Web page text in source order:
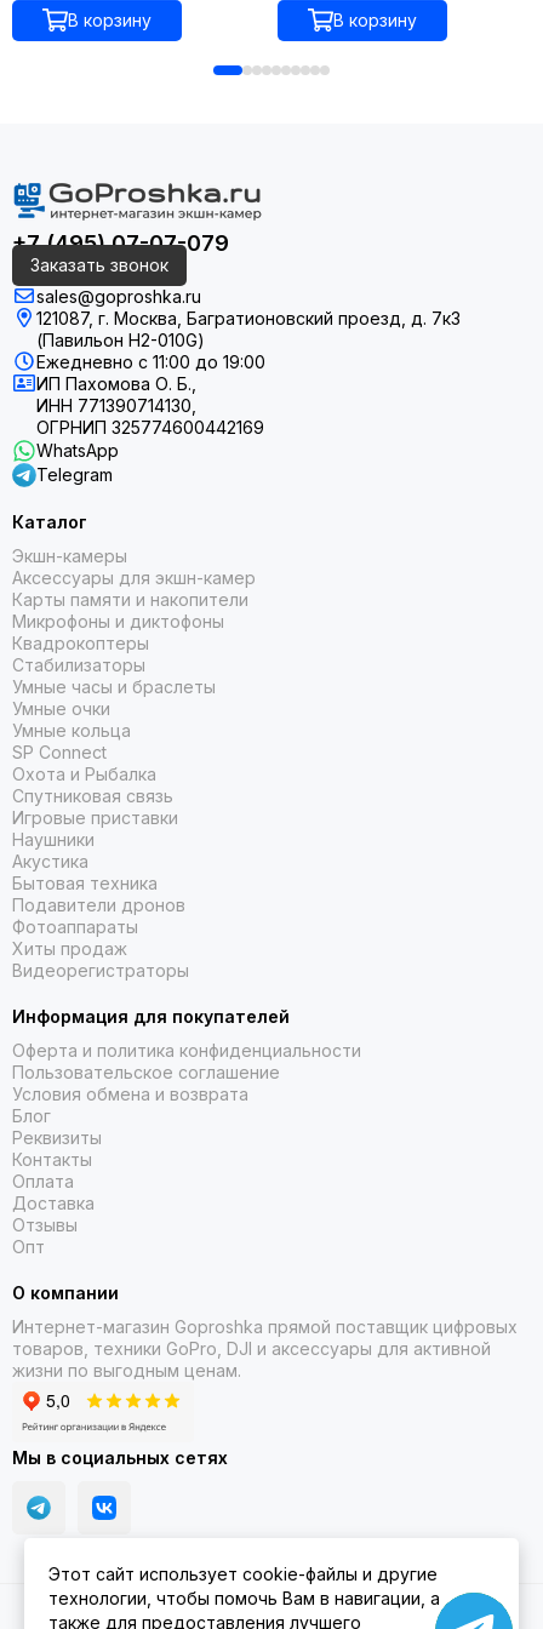
NMEA 2000
Wi-Fi
Yes
Bluetooth
No
Подключение радара
Yes
Downwards, Sidewards, Forwards
Ширина установки
201mm
Высота установки
296mm
Поддержка морских карт
Yes
Морские карты
BlueChart g3, BlueChart g3 Vision, Garmin Navionics+, Garmin
Navionics Vision+
В корзину В корзину
+7 (495) 07-07-079
Заказать звонок
sales@goproshka.ru
121087, г. Москва, Багратионовский проезд, д. 7к3
(Павильон H2-010G)
Ежедневно с 11:00 до 19:00
ИП Пахомова О. Б.,
ИНН 771390714130,
ОГРНИП 325774600442169
WhatsApp
Telegram
Каталог
Экшн-камеры
Аксессуары для экшн-камер
Карты памяти и накопители
Микрофоны и диктофоны
Квадрокоптеры
Стабилизаторы
Умные часы и браслеты
Умные очки
Умные кольца
SP Connect
Охота и Рыбалка
Спутниковая связь
Игровые приставки
Наушники
Акустика
Бытовая техника
Подавители дронов
Фотоаппараты
Хиты продаж
Видеорегистраторы
Информация для покупателей
Оферта и политика конфиденциальности
Пользовательское соглашение
Условия обмена и возврата
Блог
Реквизиты
Контакты
Оплата
Доставка
Отзывы
Опт
О компании
Интернет-магазин Goproshka прямой поставщик цифровых
товаров, техники GoPro, DJI и аксессуары для активной
жизни по выгодным ценам.
Мы в социальных сетях
2026 © Goproshka.ru.Карта сайта
Этот сайт использует cookie-файлы и другие
технологии, чтобы помочь Вам в навигации, а
также для предоставления лучшего